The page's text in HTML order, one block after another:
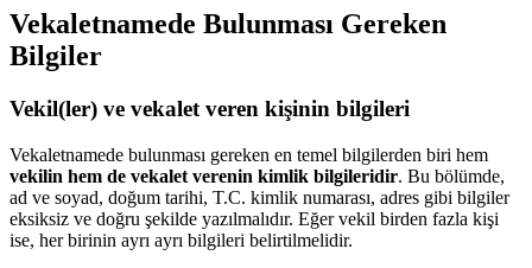
Vekaletnamede Bulunması Gereken
Bilgiler
Vekil(ler) ve vekalet veren kişinin bilgileri
Vekaletnamede bulunması gereken en temel bilgilerden biri hem
vekilin hem de vekalet verenin kimlik bilgileridir. Bu bölümde,
ad ve soyad, doğum tarihi, T.C. kimlik numarası, adres gibi bilgiler
eksiksiz ve doğru şekilde yazılmalıdır. Eğer vekil birden fazla kişi
ise, her birinin ayrı ayrı bilgileri belirtilmelidir.